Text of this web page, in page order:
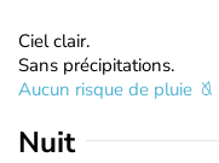
Ciel clair.
Sans précipitations.
Aucun risque de pluie
Nuit